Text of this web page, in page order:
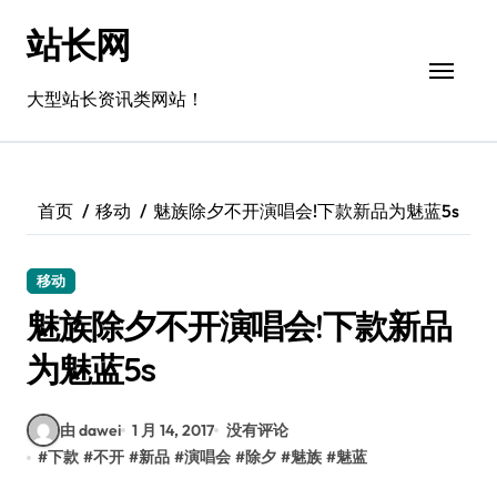
站长网
大型站长资讯类网站！
首页 移动 魅族除夕不开演唱会!下款新品为魅蓝5s
移动
魅族除夕不开演唱会!下款新品
为魅蓝5s
由 dawei 1 月 14, 2017 没有评论
#下款 #不开 #新品 #演唱会 #除夕 #魅族 #魅蓝